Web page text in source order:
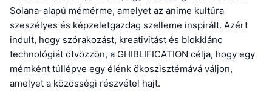
Solana-alapú mémérme, amelyet az anime kultúra
szeszélyes és képzeletgazdag szelleme inspirált. Azért
indult, hogy szórakozást, kreativitást és blokklánc
technológiát ötvözzön, a GHIBLIFICATION célja, hogy egy
mémként túllépve egy élénk ökoszisztémává váljon,
amelyet a közösségi részvétel hajt.